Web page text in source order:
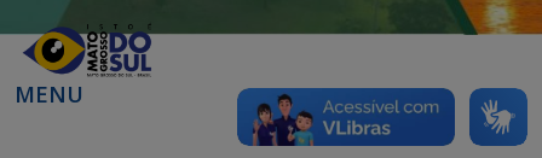
MENU